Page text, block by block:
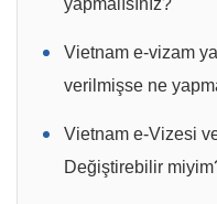
Vietnam e-vizam
verilmişse ne
Vietnam e-Vizesi
Değiştirebilir